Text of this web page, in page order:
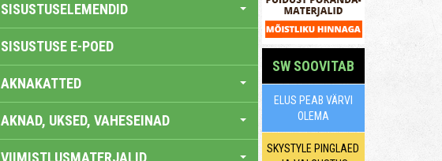
SISUSTUSELEMENDID
SISUSTUSE E-POED
AKNAKATTED
AKNAD, UKSED, VAHESEINAD
VIIMISTLUSMATERJALID
SW SOOVITAB
ELUS PEAB VÄRVI
OLEMA
SKYSTYLE PINGLAED